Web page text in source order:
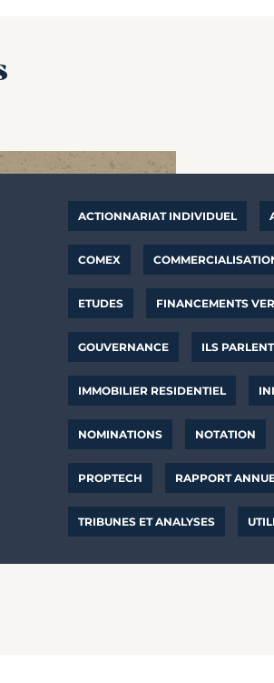
ACTIONNARIAT INDIVIDUEL
COMEX
ETUDES FINANCEMENTS
GOUVERNANCE ILS
IMMOBILIER RESIDENTIEL
NOMINATIONS NOTATION
PROPTECH RAPPORT
TRIBUNES ET ANALYSES